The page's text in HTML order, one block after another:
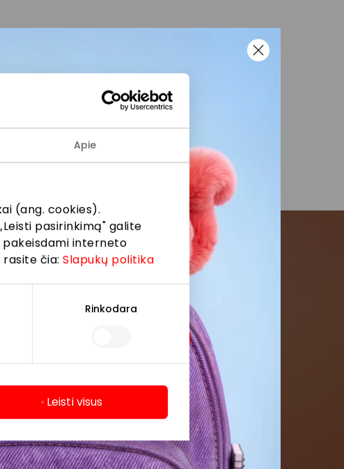
Apie
(ang. cookies).
pasirinkimą" galite
pakeisdami interneto
rasite čia:Slapukų politika
Rinkodara
Leisti visus
kurį PPC AKROPOLIS
socialinių tinklų
informaciją iš